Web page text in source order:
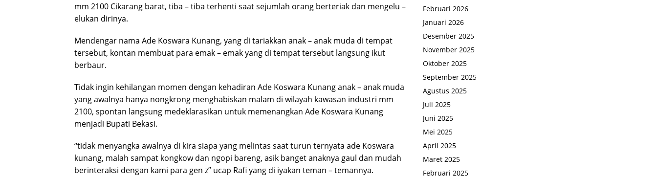
mm 2100 Cikarang barat, tiba – tiba terhenti saat sejumlah orang berteriak dan mengelu –
elukan dirinya.
Mendengar nama Ade Koswara Kunang, yang di tariakkan anak – anak muda di tempat
tersebut, kontan membuat para emak – emak yang di tempat tersebut langsung ikut
berbaur.
Tidak ingin kehilangan momen dengan kehadiran Ade Koswara Kunang anak – anak muda
yang awalnya hanya nongkrong menghabiskan malam di wilayah kawasan industri mm
2100, spontan langsung medeklarasikan untuk memenangkan Ade Koswara Kunang
menjadi Bupati Bekasi.
“tidak menyangka awalnya di kira siapa yang melintas saat turun ternyata ade Koswara
kunang, malah sampat kongkow dan ngopi bareng, asik banget anaknya gaul dan mudah
berinteraksi dengan kami para gen z” ucap Rafi yang di iyakan teman – temannya.
Februari 2026
Januari 2026
Desember 2025
November 2025
Oktober 2025
September 2025
Agustus 2025
Juli 2025
Juni 2025
Mei 2025
April 2025
Maret 2025
Februari 2025